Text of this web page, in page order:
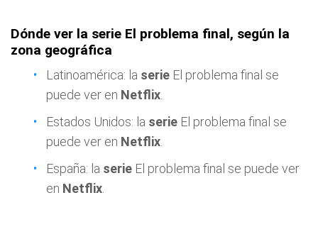
Dónde ver la serie El problema final, según la
zona geográfica
Latinoamérica: la serie El problema final se
puede ver en Netflix
Estados Unidos: la serie El problema final se
puede ver en Netflix
España: la serie El problema final se puede ver
en Netflix